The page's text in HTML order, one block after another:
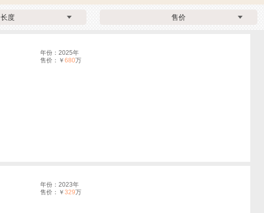
长度 售价
年份：2025年
售价：￥680万
年份：2023年
售价：￥329万